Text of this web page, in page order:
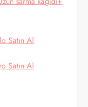
Satın Al
Satın Al